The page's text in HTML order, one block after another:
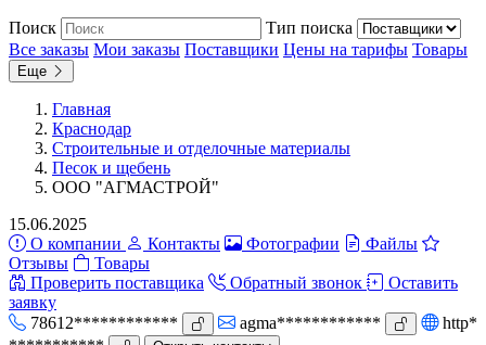
Поиск
Тип поиска
Все заказы Мои заказы Поставщики Цены на тарифы Товары
Еще
Главная
Краснодар
Строительные и отделочные материалы
Песок и щебень
ООО "АГМАСТРОЙ"
15.06.2025
О компании
Контакты Фотографии
Файлы
Отзывы
Товары
Проверить поставщика
Обратный звонок
Оставить
заявку
78612************
agma************
http*